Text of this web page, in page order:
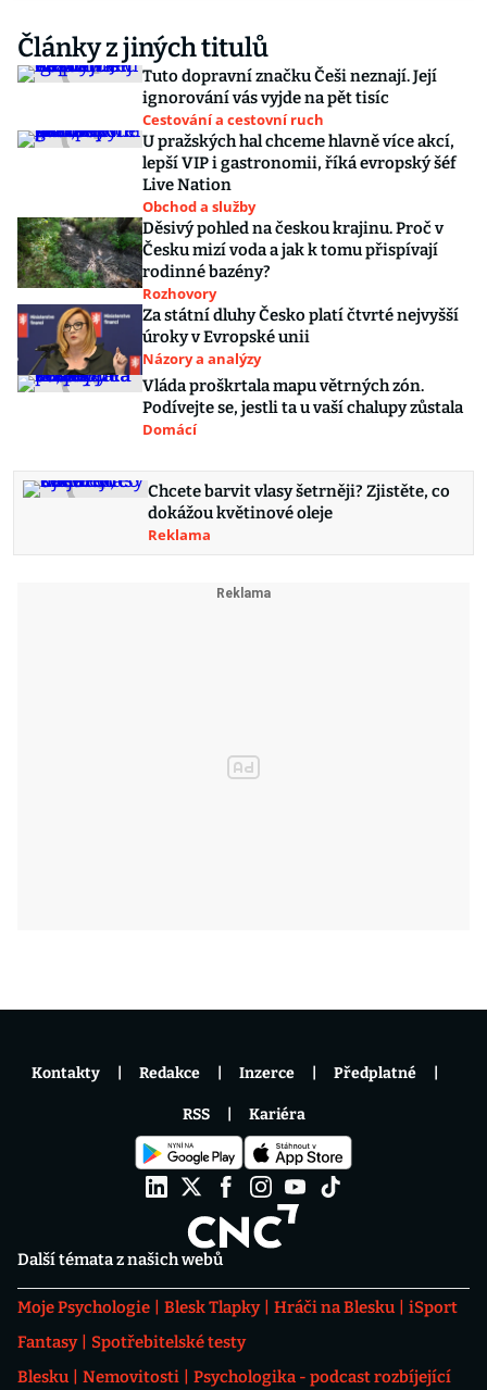
Články z jiných titulů
Tuto dopravní značku Češi neznají. Její
ignorování vás vyjde na pět tisíc
Cestování a cestovní ruch
U pražských hal chceme hlavně více akcí,
lepší VIP i gastronomii, říká evropský šéf
Live Nation
Obchod a služby
Děsivý pohled na českou krajinu. Proč v
Česku mizí voda a jak k tomu přispívají
rodinné bazény?
Rozhovory
Za státní dluhy Česko platí čtvrté nejvyšší
úroky v Evropské unii
Názory a analýzy
Vláda proškrtala mapu větrných zón.
Podívejte se, jestli ta u vaší chalupy zůstala
Domácí
Chcete barvit vlasy šetrněji? Zjistěte, co
dokážou květinové oleje
Reklama
Další témata z našich webů
Moje Psychologie Blesk Tlapky Hráči na Blesku
iSport
Fantasy
Spotřebitelské testy
Blesku
Nemovitosti
Psychologika - podcast rozbíjející
Kontakty Redakce Inzerce Předplatné
RSS Kariéra